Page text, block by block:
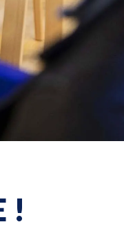
!